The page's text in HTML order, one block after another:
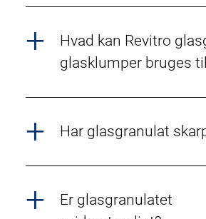
Hvad kan Revitro
glasklumper bruges
Har glasgranulat
Er glasgranulatet